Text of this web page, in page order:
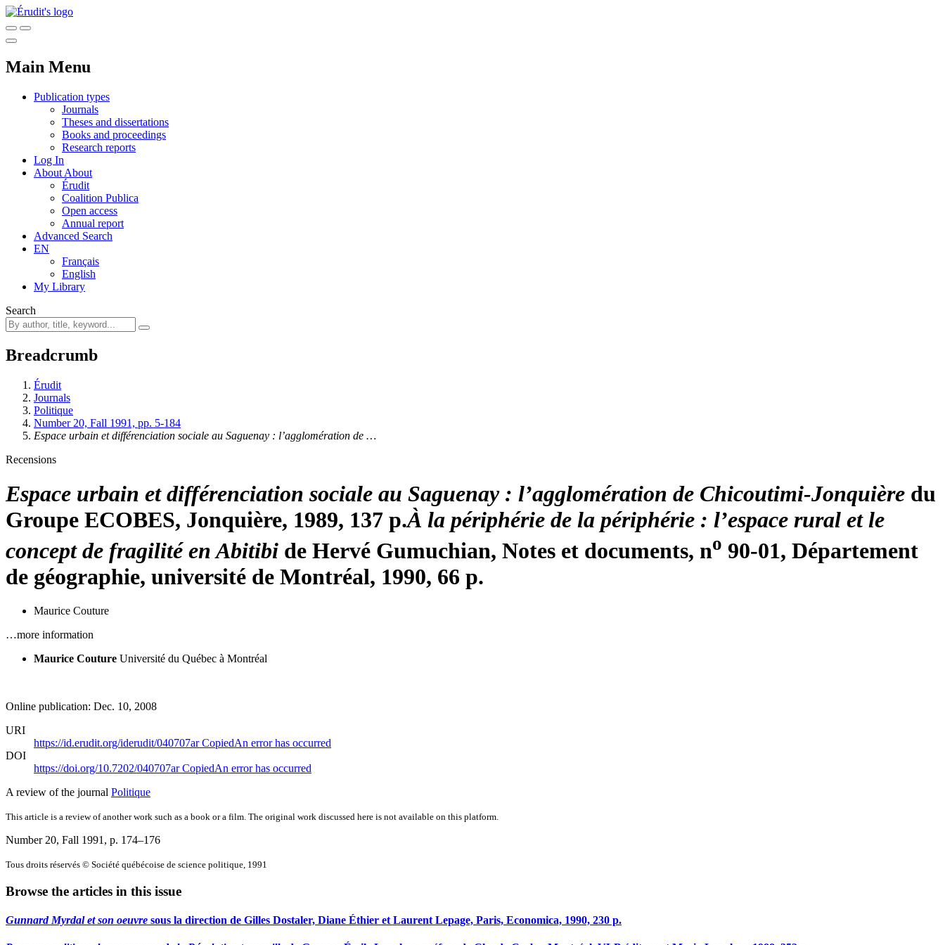
Main Menu
Publication types
Journals
Theses and dissertations
Books and proceedings
Research reports
Log In
About About
Érudit
Coalition Publica
Open access
Annual report
Advanced Search
EN
Français
English
My Library
Search
Breadcrumb
Érudit
Journals
Politique
Number 20, Fall 1991, pp. 5-184
Espace urbain et différenciation sociale au Saguenay : l’agglomération de …
Recensions
Espace urbain et différenciation sociale au Saguenay : l’agglomération de Chicoutimi-Jonquière du
Groupe ECOBES, Jonquière, 1989, 137 p.À la périphérie de la périphérie : l’espace rural et le
concept de fragilité en Abitibi de Hervé Gumuchian, Notes et documents, no 90-01, Département
de géographie, université de Montréal, 1990, 66 p.
Maurice Couture
…more information
Maurice Couture Université du Québec à Montréal
Online publication: Dec. 10, 2008
URI
https://id.erudit.org/iderudit/040707arCopiedAn error has occurred
DOI
https://doi.org/10.7202/040707arCopiedAn error has occurred
A review of the journal Politique
This article is a review of another work such as a book or a film. The original work discussed here is not available on this platform.
Number 20, Fall 1991 , p. 174–176
Tous droits réservés © Société québécoise de science politique, 1991
Browse the articles in this issue
Gunnard Myrdal et son oeuvre sous la direction de Gilles Dostaler, Diane Éthier et Laurent Lepage, Paris, Economica, 1990, 230 p.